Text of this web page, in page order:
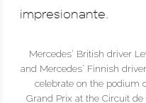
impresionante.
Mercedes’ British driver
and Mercedes’ Finnish
celebrate on the podium
Grand Prix at the Circuit